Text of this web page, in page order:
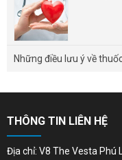
Những điều lưu ý về
THÔNG TIN LIÊN HỆ
Địa chỉ: V8 The Vesta Phú